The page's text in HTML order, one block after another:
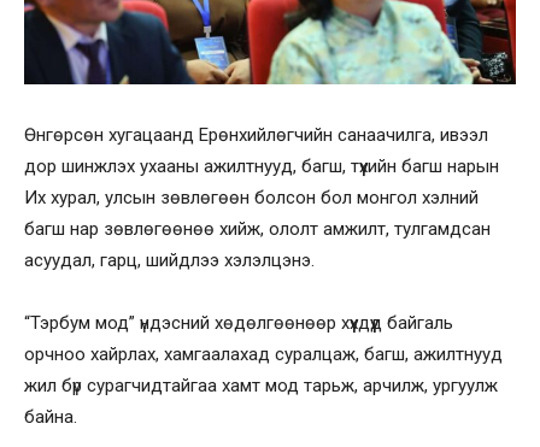
Өнгөрсөн хугацаанд Ерөнхийлөгчийн санаачилга, ивээл
дор шинжлэх ухааны ажилтнууд, багш, түүхийн багш нарын
Их хурал, улсын зөвлөгөөн болсон бол монгол хэлний
багш нар зөвлөгөөнөө хийж, ололт амжилт, тулгамдсан
асуудал, гарц, шийдлээ хэлэлцэнэ.
“Тэрбум мод” үндэсний хөдөлгөөнөөр хүүхдүүд байгаль
орчноо хайрлах, хамгаалахад суралцаж, багш, ажилтнууд
жил бүр сурагчидтайгаа хамт мод тарьж, арчилж, ургуулж
байна.